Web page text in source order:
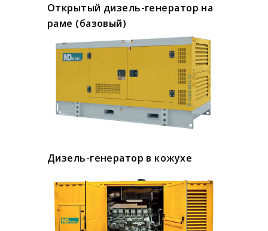
Открытый дизель-генератор на
раме (базовый)
Дизель-генератор в кожухе